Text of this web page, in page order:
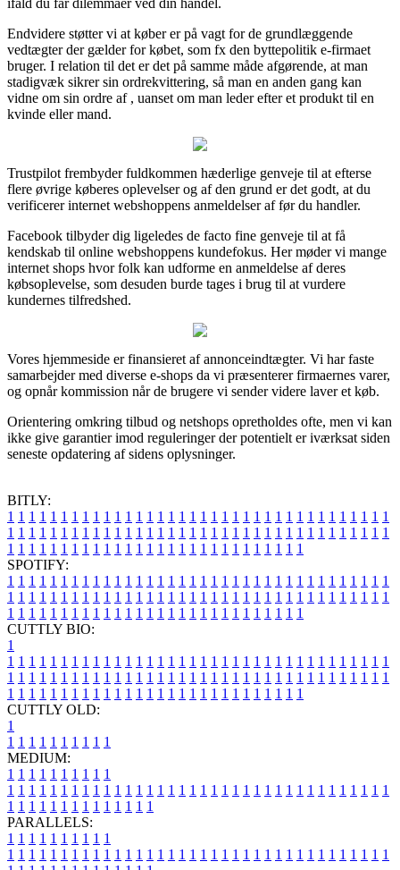
ifald du får dilemmaer ved din handel.
Endvidere støtter vi at køber er på vagt for de grundlæggende
vedtægter der gælder for købet, som fx den byttepolitik e-firmaet
bruger. I relation til det er det på samme måde afgørende, at man
stadigvæk sikrer sin ordrekvittering, så man en anden gang kan
vidne om sin ordre af , uanset om man leder efter et produkt til en
kvinde eller mand.
Trustpilot frembyder fuldkommen hæderlige genveje til at efterse
flere øvrige køberes oplevelser og af den grund er det godt, at du
verificerer internet webshoppens anmeldelser af før du handler.
Facebook tilbyder dig ligeledes de facto fine genveje til at få
kendskab til online webshoppens kundefokus. Her møder vi mange
internet shops hvor folk kan udforme en anmeldelse af deres
købsoplevelse, som desuden burde tages i brug til at vurdere
kundernes tilfredshed.
Vores hjemmeside er finansieret af annonceindtægter. Vi har faste
samarbejder med diverse e-shops da vi præsenterer firmaernes varer,
og opnår kommission når de brugere vi sender videre laver et køb.
Orientering omkring tilbud og netshops opretholdes ofte, men vi kan
ikke give garantier imod reguleringer der potentielt er iværksat siden
seneste opdatering af sidens oplysninger.
BITLY:
1 1 1 1 1 1 1 1 1 1 1 1 1 1 1 1 1 1 1 1 1 1 1 1 1 1 1 1 1 1 1 1 1 1 1 1
1 1 1 1 1 1 1 1 1 1 1 1 1 1 1 1 1 1 1 1 1 1 1 1 1 1 1 1 1 1 1 1 1 1 1 1
1 1 1 1 1 1 1 1 1 1 1 1 1 1 1 1 1 1 1 1 1 1 1 1 1 1 1 1
SPOTIFY:
1 1 1 1 1 1 1 1 1 1 1 1 1 1 1 1 1 1 1 1 1 1 1 1 1 1 1 1 1 1 1 1 1 1 1 1
1 1 1 1 1 1 1 1 1 1 1 1 1 1 1 1 1 1 1 1 1 1 1 1 1 1 1 1 1 1 1 1 1 1 1 1
1 1 1 1 1 1 1 1 1 1 1 1 1 1 1 1 1 1 1 1 1 1 1 1 1 1 1 1
CUTTLY BIO:
1
1 1 1 1 1 1 1 1 1 1 1 1 1 1 1 1 1 1 1 1 1 1 1 1 1 1 1 1 1 1 1 1 1 1 1 1
1 1 1 1 1 1 1 1 1 1 1 1 1 1 1 1 1 1 1 1 1 1 1 1 1 1 1 1 1 1 1 1 1 1 1 1
1 1 1 1 1 1 1 1 1 1 1 1 1 1 1 1 1 1 1 1 1 1 1 1 1 1 1 1
CUTTLY OLD:
1
1 1 1 1 1 1 1 1 1 1
MEDIUM:
1 1 1 1 1 1 1 1 1 1
1 1 1 1 1 1 1 1 1 1 1 1 1 1 1 1 1 1 1 1 1 1 1 1 1 1 1 1 1 1 1 1 1 1 1 1
1 1 1 1 1 1 1 1 1 1 1 1 1 1
PARALLELS:
1 1 1 1 1 1 1 1 1 1
1 1 1 1 1 1 1 1 1 1 1 1 1 1 1 1 1 1 1 1 1 1 1 1 1 1 1 1 1 1 1 1 1 1 1 1